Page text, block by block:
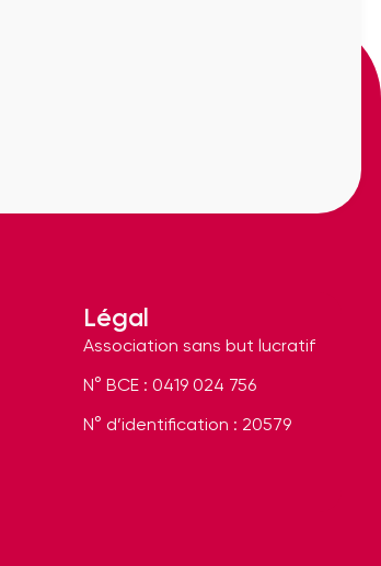
Légal
Association sans but lucratif
N° BCE : 0419 024 756
N° d’identification : 20579